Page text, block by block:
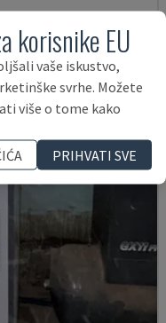
57.000 €
korisnike EU
vaše iskustvo,
svrhe. Možete
više o tome kako
PRIHVATI SVE